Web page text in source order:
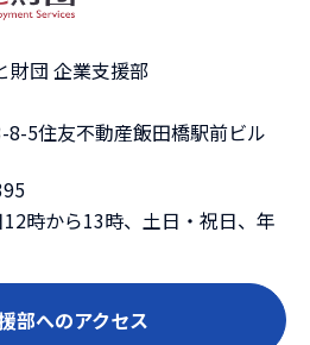
財団 企業支援部
5住友不動産飯田橋駅前ビル
時から13時、土日・祝日、年
部へのアクセス